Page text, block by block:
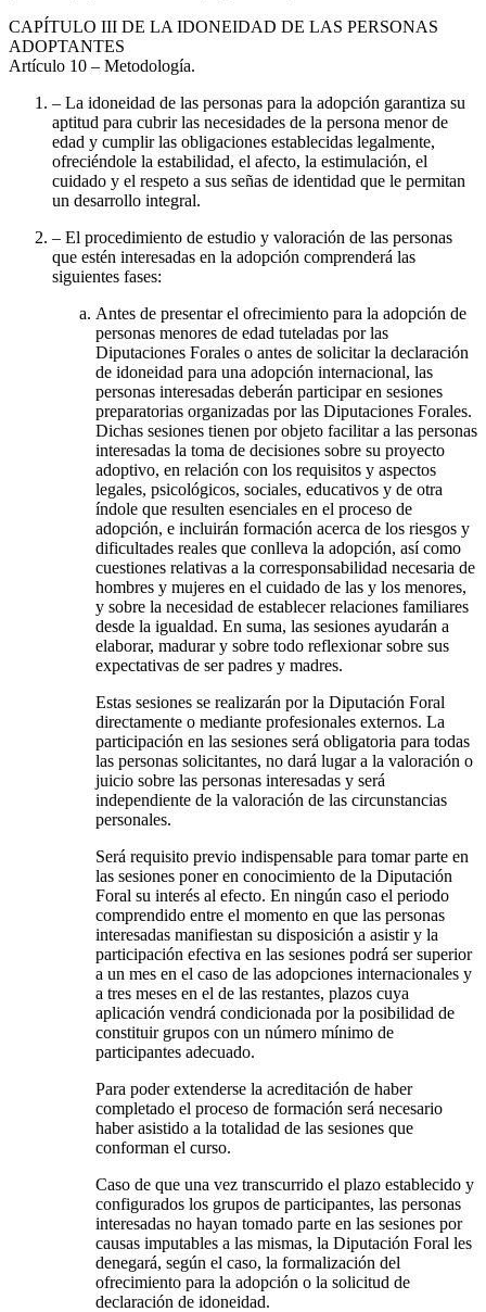
CAPÍTULO III DE LA IDONEIDAD DE LAS PERSONAS
ADOPTANTES
Artículo 10 – Metodología.
– La idoneidad de las personas para la adopción garantiza su
aptitud para cubrir las necesidades de la persona menor de
edad y cumplir las obligaciones establecidas legalmente,
ofreciéndole la estabilidad, el afecto, la estimulación, el
cuidado y el respeto a sus señas de identidad que le permitan
un desarrollo integral.
– El procedimiento de estudio y valoración de las personas
que estén interesadas en la adopción comprenderá las
siguientes fases:
Antes de presentar el ofrecimiento para la adopción de
personas menores de edad tuteladas por las
Diputaciones Forales o antes de solicitar la declaración
de idoneidad para una adopción internacional, las
personas interesadas deberán participar en sesiones
preparatorias organizadas por las Diputaciones Forales.
Dichas sesiones tienen por objeto facilitar a las personas
interesadas la toma de decisiones sobre su proyecto
adoptivo, en relación con los requisitos y aspectos
legales, psicológicos, sociales, educativos y de otra
índole que resulten esenciales en el proceso de
adopción, e incluirán formación acerca de los riesgos y
dificultades reales que conlleva la adopción, así como
cuestiones relativas a la corresponsabilidad necesaria de
hombres y mujeres en el cuidado de las y los menores,
y sobre la necesidad de establecer relaciones familiares
desde la igualdad. En suma, las sesiones ayudarán a
elaborar, madurar y sobre todo reflexionar sobre sus
expectativas de ser padres y madres.
Estas sesiones se realizarán por la Diputación Foral
directamente o mediante profesionales externos. La
participación en las sesiones será obligatoria para todas
las personas solicitantes, no dará lugar a la valoración o
juicio sobre las personas interesadas y será
independiente de la valoración de las circunstancias
personales.
Será requisito previo indispensable para tomar parte en
las sesiones poner en conocimiento de la Diputación
Foral su interés al efecto. En ningún caso el periodo
comprendido entre el momento en que las personas
interesadas manifiestan su disposición a asistir y la
participación efectiva en las sesiones podrá ser superior
a un mes en el caso de las adopciones internacionales y
a tres meses en el de las restantes, plazos cuya
aplicación vendrá condicionada por la posibilidad de
constituir grupos con un número mínimo de
participantes adecuado.
Para poder extenderse la acreditación de haber
completado el proceso de formación será necesario
haber asistido a la totalidad de las sesiones que
conforman el curso.
Caso de que una vez transcurrido el plazo establecido y
configurados los grupos de participantes, las personas
interesadas no hayan tomado parte en las sesiones por
causas imputables a las mismas, la Diputación Foral les
denegará, según el caso, la formalización del
ofrecimiento para la adopción o la solicitud de
declaración de idoneidad.